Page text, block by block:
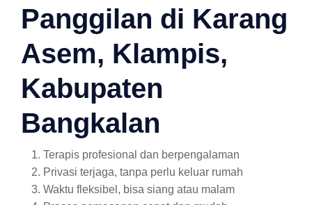
Panggilan di Karang
Asem, Klampis,
Kabupaten
Bangkalan
Terapis profesional dan berpengalaman
Privasi terjaga, tanpa perlu keluar rumah
Waktu fleksibel, bisa siang atau malam